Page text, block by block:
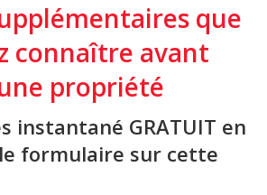
que
connaître avant
propriété
instantané GRATUIT en
formulaire sur cette